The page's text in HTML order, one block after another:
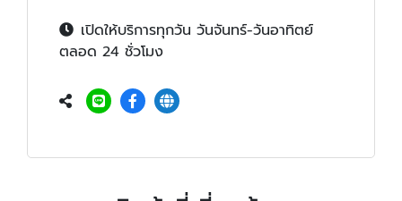
เปิดให้บริการทุกวัน วันจันทร์-วันอาทิตย์
ตลอด 24 ชั่วโมง